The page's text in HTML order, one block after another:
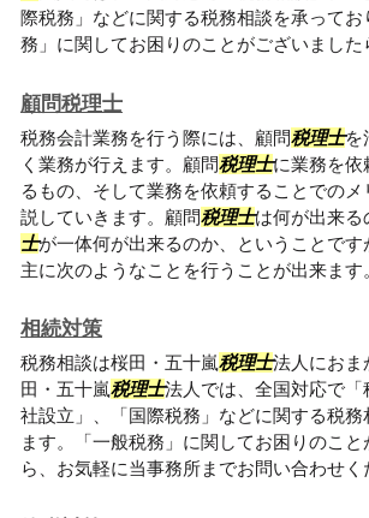
際税務」などに関する税務相談を承って
務」に関してお困りのことがございました
顧問税理士
税務会計業務を行う際には、顧問税理士を
く業務が行えます。顧問税理士に業務を依
るもの、そして業務を依頼することでの
説していきます。顧問税理士は何が出来る
士が一体何が出来るのか、ということです
主に次のようなことを行うことが出来ます
相続対策
税務相談は桜田・五十嵐税理士法人におま
田・五十嵐税理士法人では、全国対応で「
社設立」、「国際税務」などに関する税務
ます。「一般税務」に関してお困りのこと
ら、お気軽に当事務所までお問い合わせく